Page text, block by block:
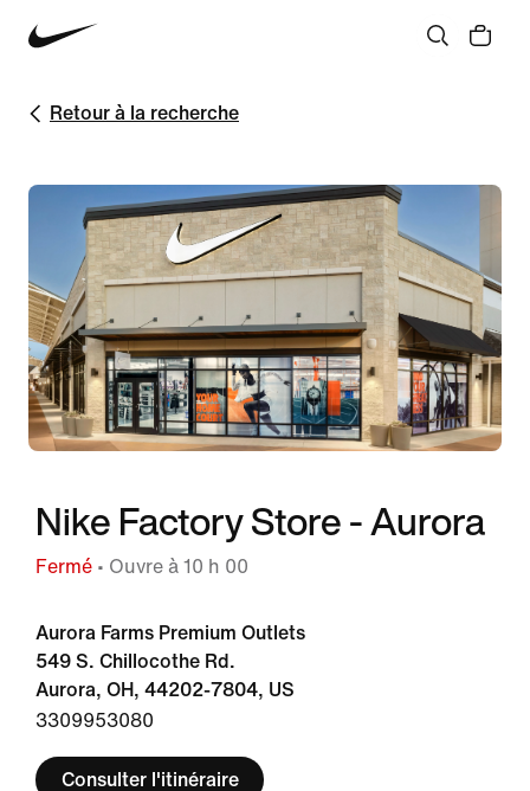
Retour à la recherche
Nike Factory Store - Aurora
Fermé • Ouvre à 10 h 00
Aurora Farms Premium Outlets
549 S. Chillocothe Rd.
Aurora, OH, 44202-7804, US
3309953080
Consulter l'itinéraire